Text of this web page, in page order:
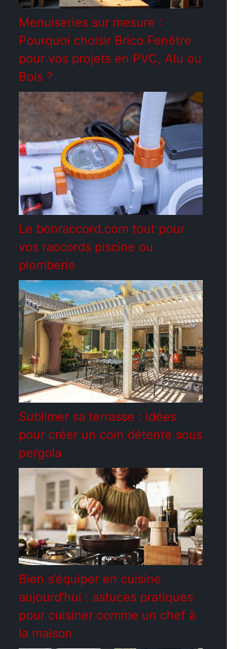
Menuiseries sur mesure :
Pourquoi choisir Brico Fenêtre
pour vos projets en PVC, Alu ou
Bois ?
Le bonraccord.com tout pour
vos raccords piscine ou
plomberie
Sublimer sa terrasse : idées
pour créer un coin détente sous
pergola
Bien s’équiper en cuisine
aujourd’hui : astuces pratiques
pour cuisiner comme un chef à
la maison